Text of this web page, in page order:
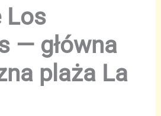
Los
— główna
plaża La